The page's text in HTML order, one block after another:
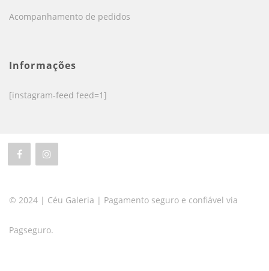
Acompanhamento de pedidos
Informações
[instagram-feed feed=1]
© 2024 | Céu Galeria | Pagamento seguro e confiável via
Pagseguro.